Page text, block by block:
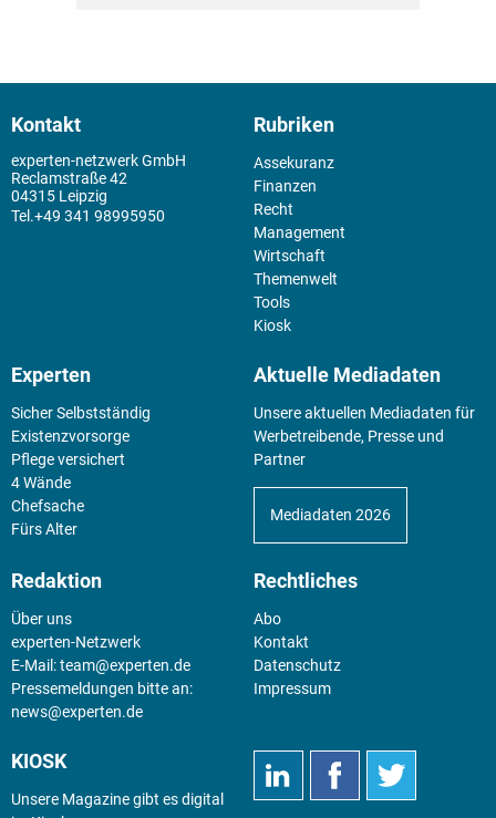
Kontakt
experten-netzwerk GmbH
Reclamstraße 42
04315 Leipzig
+49 341 98995950
Rubriken
Assekuranz
Finanzen
Recht
Management
Wirtschaft
Themenwelt
Tools
Kiosk
Experten
Sicher Selbstständig
Existenz­vorsorge
Pflege versichert
4 Wände
Chefsache
Fürs Alter
Aktuelle Mediadaten
Unsere aktuellen Mediadaten für
Werbetreibende, Presse und
Partner
Mediadaten 2026
Redaktion
Über uns
experten-Netzwerk
E-Mail:team@experten.de
Pressemeldungen bitte an:
news@experten.de
Rechtliches
Abo
Kontakt
Datenschutz
Impressum
KIOSK
Unsere Magazine gibt es digital